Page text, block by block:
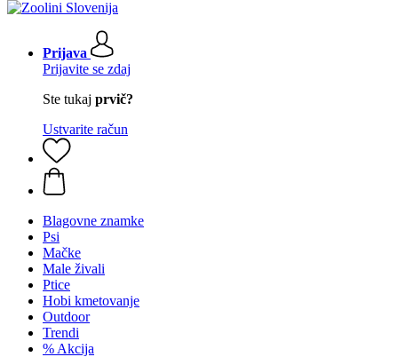
Prijava
Prijavite se zdaj
Ste tukaj prvič?
Ustvarite račun
Blagovne znamke
Psi
Mačke
Male živali
Ptice
Hobi kmetovanje
Outdoor
Trendi
% Akcija